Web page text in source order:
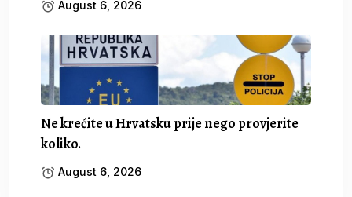
August 6, 2026
Ne krećite u Hrvatsku prije nego provjerite
koliko.
August 6, 2026